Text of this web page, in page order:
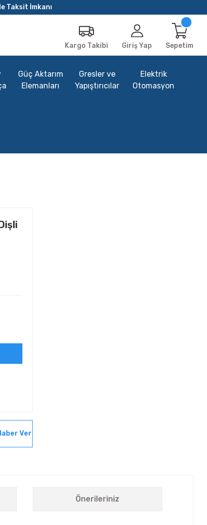
Taksit İmkanı
Kargo Takibi Giriş Yap Sepetim
Güç Aktarım
Elemanları
Gresler ve
Yapıştırıcılar
Elektrik
Otomasyon
Ver
Önerileriniz